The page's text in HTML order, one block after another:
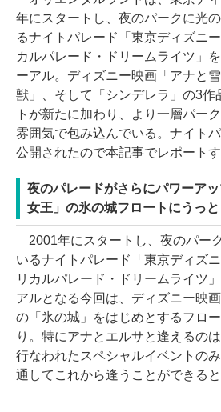
年にスタートし、夜のパークに光
るナイトパレード「東京ディズニ
カルパレード・ドリームライツ」
ーアル。ディズニー映画「アナと
獣」、そして「シンデレラ」の3作
トが新たに加わり、より一層パー
雰囲気で包み込んでいる。ナイト
公開されたので本記事でレポートす
夜のパレードがさらにパワーア
女王」の氷の城フロートにうっと
2001年にスタートし、夜のパー
いるナイトパレード「東京ディズ
リカルパレード・ドリームライツ
アルとなる今回は、ディズニー映
の「氷の城」をはじめとするフロ
り。特にアナとエルサと逢えるの
行なわれたスペシャルイベントの
通してこれから逢うことができる